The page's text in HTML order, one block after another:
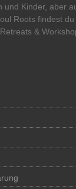
und Kinder, aber
Roots findest du
&